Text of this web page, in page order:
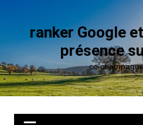
contenuranker Google
présence
cc-